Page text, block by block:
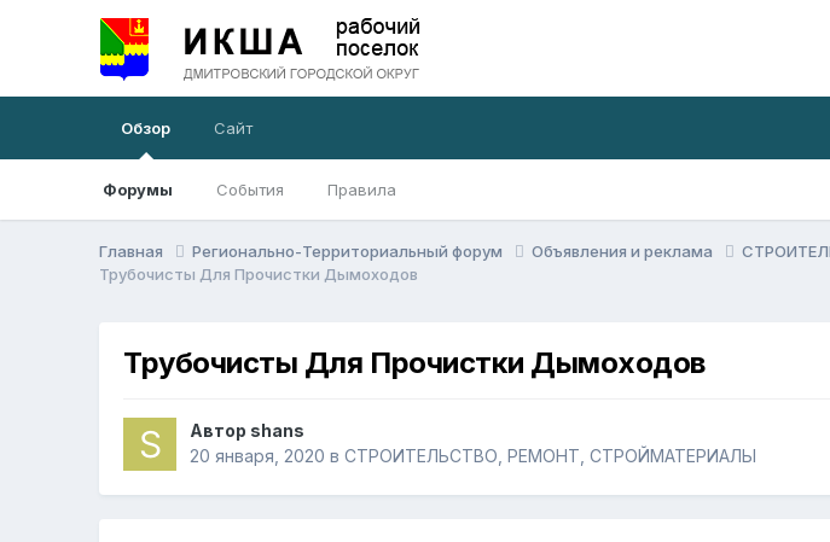
Обзор
Форумы События Правила
Сайт
Главная Регионально-Территориальный форум Объявления и реклама
Трубочисты Для Прочистки Дымоходов
Трубочисты Для Прочистки Дымоходов
Автор shans
20 января, 2020 вСТРОИТЕЛЬСТВО, РЕМОНТ, СТРОЙМАТЕРИАЛЫ